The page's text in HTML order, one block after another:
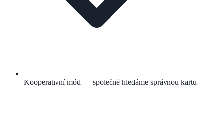
Kooperativní mód — společně hledáme správnou kartu